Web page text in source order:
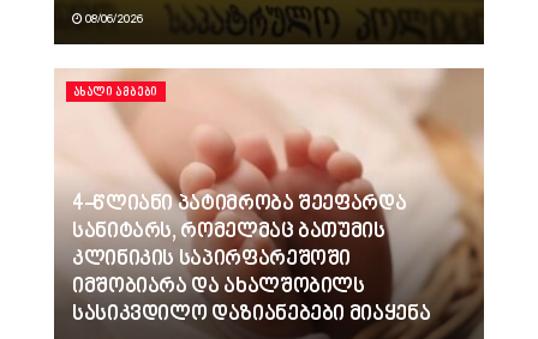
08/06/2026
ᲐᲮᲐᲚᲘ ᲐᲛᲑᲔᲑᲘ
4-წლიანი პატიმრობა შეეფარდა
სანიტარს, რომელმაც ბათუმის
კლინიკის საპირფარეშოში
იმშობიარა და ახალშობილს
სასიკვდილო დაზიანებები მიაყენა